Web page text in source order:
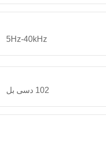
5Hz-40kHz
102 دسی بل